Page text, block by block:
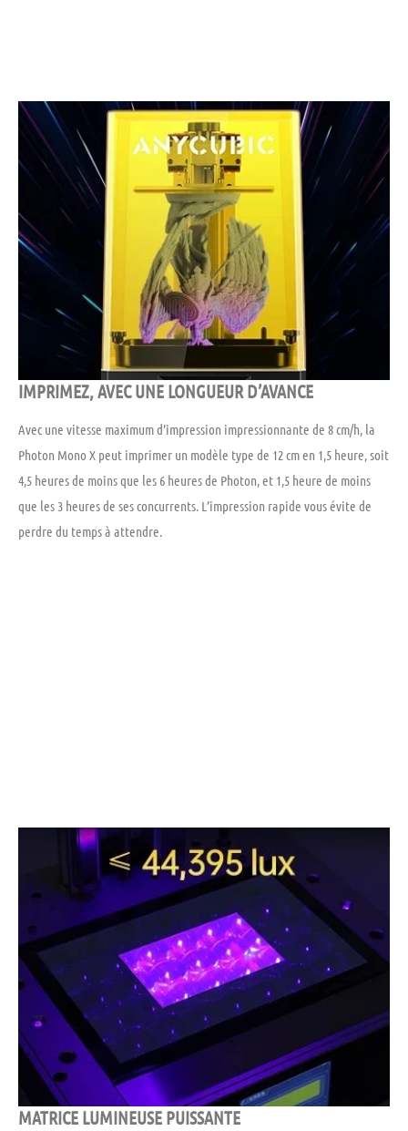
IMPRIMEZ, AVEC UNE LONGUEUR D’AVANCE
Avec une vitesse maximum d’impression impressionnante de 8 cm/h, la
Photon Mono X peut imprimer un modèle type de 12 cm en 1,5 heure, soit
4,5 heures de moins que les 6 heures de Photon, et 1,5 heure de moins
que les 3 heures de ses concurrents. L’impression rapide vous évite de
perdre du temps à attendre.
MATRICE LUMINEUSE PUISSANTE